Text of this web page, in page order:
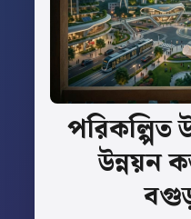
পরিকল্পিত
উন্নয়ন